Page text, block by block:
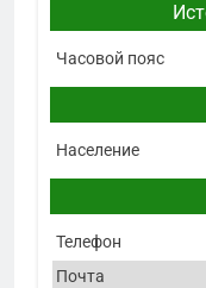
Часовой пояс
Население
Телефон
Почта